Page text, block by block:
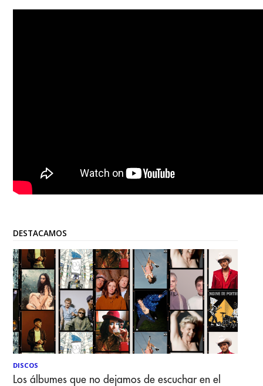
DESTACAMOS
DISCOS
Los álbumes que no dejamos de escuchar en el